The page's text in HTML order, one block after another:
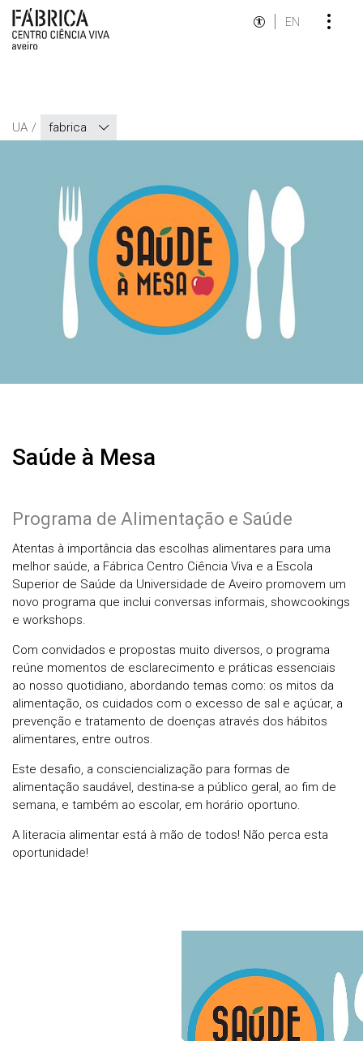
EN
UA fabrica
Saúde à Mesa
Programa de Alimentação e Saúde
Atentas à importância das escolhas alimentares para uma
melhor saúde, a Fábrica Centro Ciência Viva e a Escola
Superior de Saúde da Universidade de Aveiro promovem um
novo programa que inclui conversas informais, showcookings
e workshops.
Com convidados e propostas muito diversos, o programa
reúne momentos de esclarecimento e práticas essenciais
ao nosso quotidiano, abordando temas como: os mitos da
alimentação, os cuidados com o excesso de sal e açúcar, a
prevenção e tratamento de doenças através dos hábitos
alimentares, entre outros.
Este desafio, a consciencialização para formas de
alimentação saudável, destina-se a público geral, ao fim de
semana, e também ao escolar, em horário oportuno.
A literacia alimentar está à mão de todos! Não perca esta
oportunidade!